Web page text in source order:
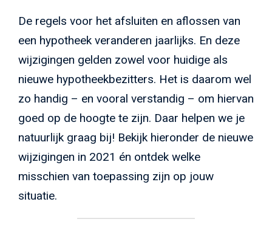
De regels voor het afsluiten en aflossen van
een hypotheek veranderen jaarlijks. En deze
wijzigingen gelden zowel voor huidige als
nieuwe hypotheekbezitters. Het is daarom wel
zo handig – en vooral verstandig – om hiervan
goed op de hoogte te zijn. Daar helpen we je
natuurlijk graag bij! Bekijk hieronder de nieuwe
wijzigingen in 2021 én ontdek welke
misschien van toepassing zijn op jouw
situatie.